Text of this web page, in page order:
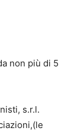
non più di 5
s.r.l.